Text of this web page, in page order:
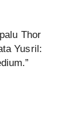
Thor
Yusril: